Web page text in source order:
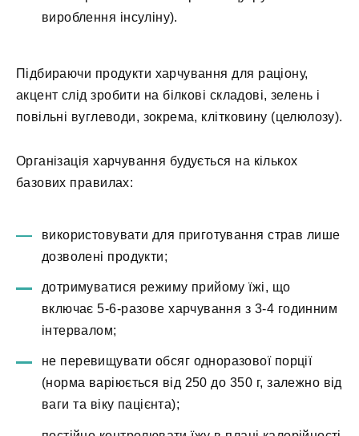
вироблення інсуліну).
Підбираючи продукти харчування для раціону,
акцент слід зробити на білкові складові, зелень і
повільні вуглеводи, зокрема, клітковину (целюлозу).
Організація харчування будується на кількох
базових правилах:
використовувати для приготування страв лише
дозволені продукти;
дотримуватися режиму прийому їжі, що
включає 5-6-разове харчування з 3-4 годинним
інтервалом;
не перевищувати обсяг одноразової порції
(норма варіюється від 250 до 350 г, залежно від
ваги та віку пацієнта);